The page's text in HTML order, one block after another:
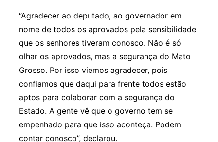
“Agradecer ao deputado, ao governador em
nome de todos os aprovados pela sensibilidade
que os senhores tiveram conosco. Não é só
olhar os aprovados, mas a segurança do Mato
Grosso. Por isso viemos agradecer, pois
confiamos que daqui para frente todos estão
aptos para colaborar com a segurança do
Estado. A gente vê que o governo tem se
empenhado para que isso aconteça. Podem
contar conosco”, declarou.